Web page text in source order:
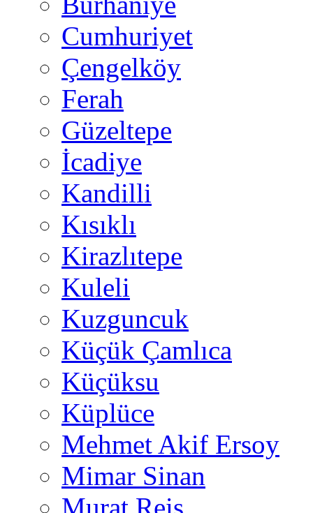
Cumhuriyet
Çengelköy
Ferah
Güzeltepe
İcadiye
Kandilli
Kısıklı
Kirazlıtepe
Kuleli
Kuzguncuk
Küçük Çamlıca
Küçüksu
Küplüce
Mehmet Akif Ersoy
Mimar Sinan
Murat Reis